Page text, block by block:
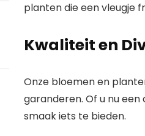
planten die een vleugje
Kwaliteit en
Onze bloemen en
garanderen. Of u nu
smaak iets te bieden.